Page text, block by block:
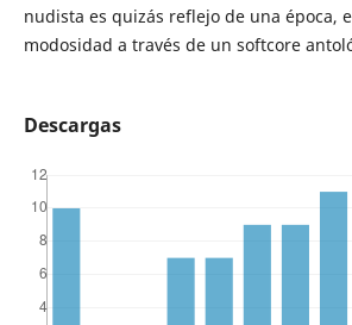
nudista es quizás reflejo de una época,
modosidad a través de un softcore
Descargas